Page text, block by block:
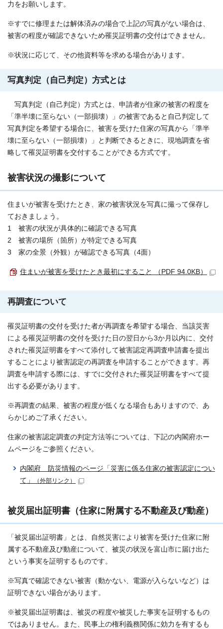
力をお願いします。
※すでに修理または解体済みの場合で上記の写真がない場合は、
被害の程度が確認できないため罹災証明書の交付はできません。
※状況に応じて、その他資料等を求める場合があります。
写真判定（自己判定）方式とは
写真判定（自己判定）方式とは、申請者が住家の被害の程度を
「準半壊に至らない（一部損壊）」の被害であると自己判定して
写真判定を希望する場合に、被害を受けた住家の写真から「準半
壊に至らない（一部損壊）」と判断できるときに、現地調査を省
略して罹災証明書を交付することができる方式です。
被害状況の撮影について
住まいが被害を受けたとき、家の被害状況を写真に撮って保存し
ておきましょう。
1 被害の状況が具体的に確認できる写真
2 被害の場所（箇所）が特定できる写真
3 家の全景（外観）が確認できる写真（4面）
住まいが被害を受けたとき最初にすること （PDF 94.0KB）
再調査について
罹災証明書の交付を受けた者が再調査を希望する場合、当該災害
による罹災証明書の交付を受けた日の翌日から3か月以内に、交付
された罹災証明書をすべて添付して被害認定再調査申請書を提出
することにより被害認定の再調査を申請することができます。再
調査を申請する際には、すでに交付された罹災証明書をすべて提
出する必要があります。
※再調査の結果、被害の程度が低くなる場合もありますので、あ
らかじめご了承ください。
住家の被害認定調査の判定方法等については、下記の内閣府ホー
ムページをご参照ください。
内閣府 防災情報のページ「災害に係る住家の被害認定につい
て」
（外部リンク）
被災届出証明書（住家に附属する不動産及び動産）
「被災届出証明書」とは、自然災害により被害を受けた住家に附
属する不動産及び動産について、被災の状況を富山市に届け出た
という事実を証明するものです。
※写真で確認できない被害（動かない、電源が入らないなど）は
証明できない場合があります。
※被災届出証明書は、被災の程度や被災した事実を証明するもの
ではありません。また、民事上の権利義務関係に効力を有するも